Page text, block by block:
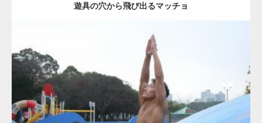
遊具の穴から飛び出るマッチョ
Update: 2021.07.9
Category: その他 AKIHITO(細マッチョ) 腹筋
ダウンロード